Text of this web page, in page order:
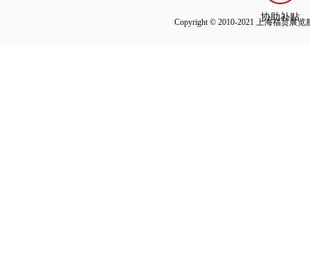
协助补贴
Copyright © 2010-2021 上海福贸展